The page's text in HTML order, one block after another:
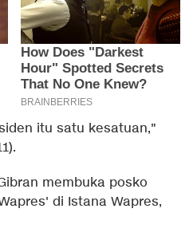
itu satu kesatuan,"
membuka posko
di Istana Wapres,